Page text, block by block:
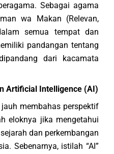
Sebagai agama
wa Makan (Relevan,
semua tempat dan
pandangan tentang
dari kacamata
Artificial Intelligence (AI)
membahas perspektif
eloknya jika mengetahui
dan perkembangan
Sebenarnya, istilah “AI”